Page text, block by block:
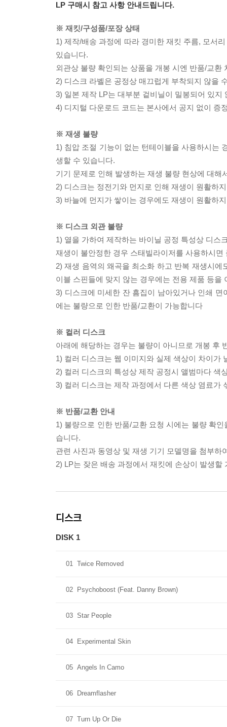
LP 구매시 참고 사항 안내드립니다.
※ 재킷/구성품/포장 상태
1) 제작/배송 과정에 따라 경미한 재킷 주름, 모서
있습니다.
외관상 불량 확인되는 상품을 개봉 시엔 반품/교환
2) 디스크 라벨은 공정상 매끄럽게 부착되지 않을
3) 일본 제작 LP는 대부분 겉비닐이 밀봉되어 있지
4) 디지털 다운로드 코드는 본사에서 공지 없이 증
※ 재생 불량
1) 침압 조절 기능이 없는 턴테이블을 사용하시는
생할 수 있습니다.
기기 문제로 인해 발생하는 재생 불량 현상에 대
2) 디스크는 정전기와 먼지로 인해 재생이 원활하
3) 바늘에 먼지가 쌓이는 경우에도 재생이 원활하
※ 디스크 외관 불량
1) 열을 가하여 제작하는 바이닐 공정 특성상 디스
재생이 불안정한 경우 스태빌라이저를 사용하시
2) 재생 음역의 왜곡을 최소화 하고 반복 재생시
이블 스핀들에 맞지 않는 경우에는 전용 제품 등
3) 디스크에 미세한 잔 흠집이 남아있거나 인쇄
에는 불량으로 인한 반품/교환이 가능합니다
※ 컬러 디스크
아래에 해당하는 경우는 불량이 아니므로 개봉 후
1) 컬러 디스크는 웹 이미지와 실제 색상이 차이가
2) 컬러 디스크의 특성상 제작 공정시 앨범마다 색
3) 컬러 디스크는 제작 과정에서 다른 색상 염료가
※ 반품/교환 안내
1) 불량으로 인한 반품/교환 요청 시에는 불량 확
습니다.
관련 사진과 동영상 및 재생 기기 모델명을 첨부하
2) LP는 잦은 배송 과정에서 재킷에 손상이 발생
디스크
DISK 1
01 Twice Removed
02 Psychoboost (Feat. Danny Brown)
03 Star People
04 Experimental Skin
05 Angels In Camo
06 Dreamflasher
07 Turn Up Or Die